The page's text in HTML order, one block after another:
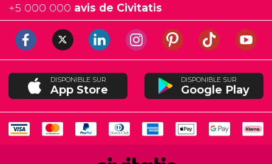
+5 000 000 avis de Civitatis
DISPONIBLE SUR
App Store
DISPONIBLE SUR
Google Play